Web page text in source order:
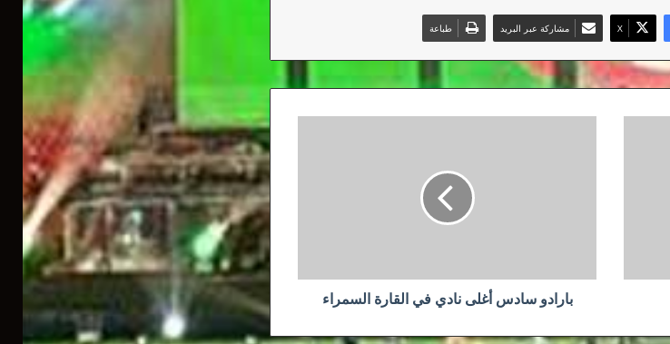
‫X مشاركة عبر البريد طباعة
بارادو سادس أغلى نادي في القارة السمراء